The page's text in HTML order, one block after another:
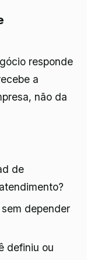
responde
a
não da
de
depender
definiu ou